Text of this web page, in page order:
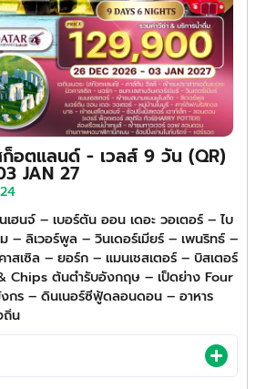
อตแลนด์ - เวลส์ 9 วัน (QR)
JAN 27
ฮนจ์ – เบอร์ตัน ออน เดอะ วอเตอร์ – ไบ
– ลิเวอร์พูล – วินเดอร์เมียร์ – เพนริทธ์ –
าสเซิล – ยอร์ก – แมนเชสเตอร์ – บิสเตอร์
Chips ต้นตำรับอังกฤษ – เป็ดย่าง Four
กร – ดินเนอร์ซีฟู้ดลอนดอน – อาหาร
ถิ่น